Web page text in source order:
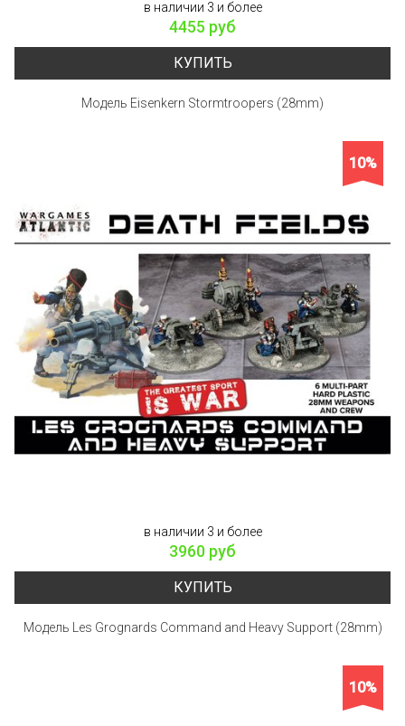
в наличии 3 и более
4455 руб
КУПИТЬ
Модель Eisenkern Stormtroopers (28mm)
10%
в наличии 3 и более
3960 руб
КУПИТЬ
Модель Les Grognards Command and Heavy Support (28mm)
10%